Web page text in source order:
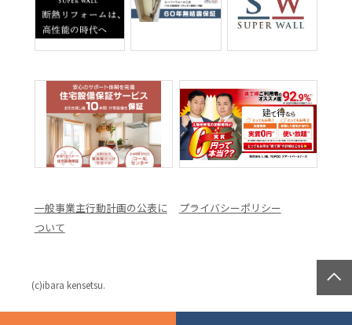
一般事業主行動計画の公表に
ついて
プライバシーポリシー
(c)ibara kensetsu.